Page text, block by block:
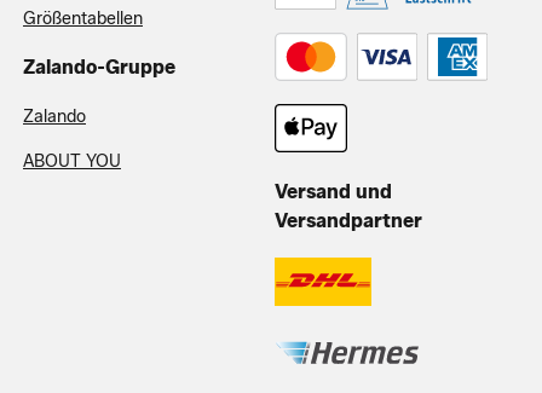
Größentabellen
Zalando-Gruppe
Zalando
ABOUT YOU
Versand und
Versandpartner